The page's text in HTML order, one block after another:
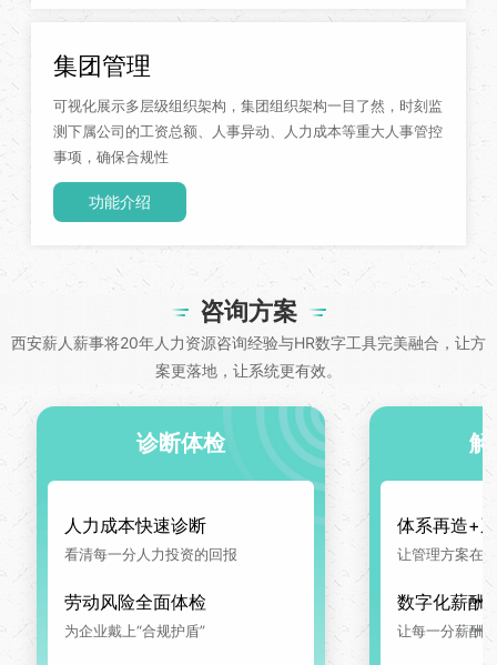
集团管理
可视化展示多层级组织架构，集团组织架构一目了然，时刻监
测下属公司的工资总额、人事异动、人力成本等重大人事管控
事项，确保合规性
功能介绍
咨询方案
西安薪人薪事将20年人力资源咨询经验与HR数字工具完美融合，让方
案更落地，让系统更有效。
诊断体检
人力成本快速诊断
看清每一分人力投资的回报
劳动风险全面体检
为企业戴上“合规护盾”
解
体系再造+
让管理方案在
数字化薪酬
让每一分薪酬